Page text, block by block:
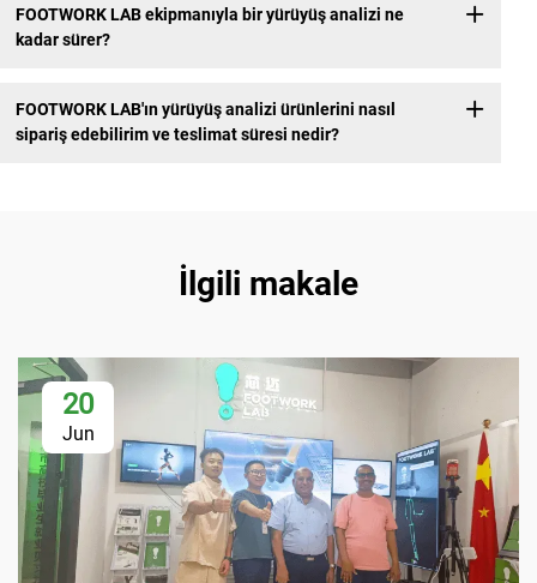
FOOTWORK LAB ekipmanıyla bir yürüyüş analizi ne
kadar sürer?
FOOTWORK LAB'ın yürüyüş analizi ürünlerini nasıl
sipariş edebilirim ve teslimat süresi nedir?
İlgili makale
20
Jun